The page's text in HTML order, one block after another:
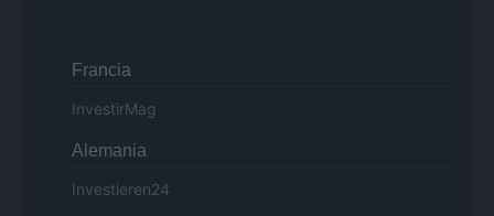
Francia
InvestirMag
Alemania
Investieren24